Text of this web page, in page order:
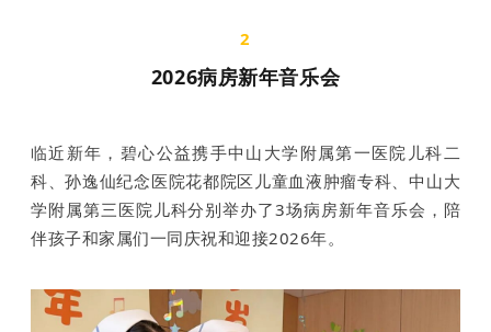
2
2026病房新年音乐会
临近新年，碧心公益携手中山大学附属第一医院儿科二
科、孙逸仙纪念医院花都院区儿童血液肿瘤专科、中山大
学附属第三医院儿科分别举办了3场病房新年音乐会，陪
伴孩子和家属们一同庆祝和迎接2026年。